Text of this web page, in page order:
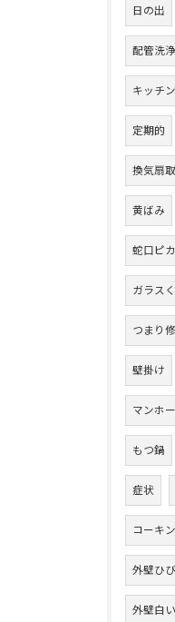
日の出
配管洗浄
キッチ
定期的
換気扇
黄ばみ
蛇口ピ
ガラス
つまり
壁掛け
マンホ
もつ鍋
症状
コーキ
外壁ひ
外壁白